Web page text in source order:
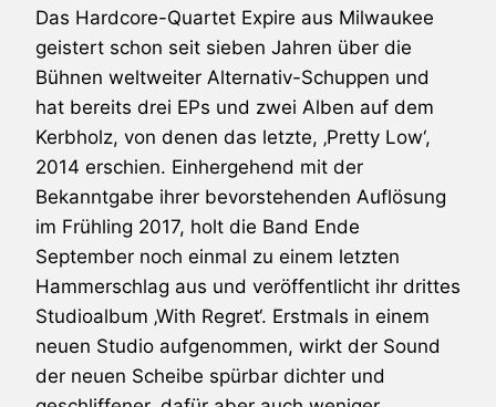
Das Hardcore-Quartet Expire aus Milwaukee
geistert schon seit sieben Jahren über die
Bühnen weltweiter Alternativ-Schuppen und
hat bereits drei EPs und zwei Alben auf dem
Kerbholz, von denen das letzte, ‚Pretty Low‘,
2014 erschien. Einhergehend mit der
Bekanntgabe ihrer bevorstehenden Auflösung
im Frühling 2017, holt die Band Ende
September noch einmal zu einem letzten
Hammerschlag aus und veröffentlicht ihr drittes
Studioalbum ‚With Regret‘. Erstmals in einem
neuen Studio aufgenommen, wirkt der Sound
der neuen Scheibe spürbar dichter und